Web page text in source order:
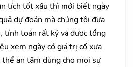
tích tốt xấu thì mới biết ngày
dự đoán mà chúng tôi đưa
tính toán rất kỷ và được tổng
xem ngày có giá trị cổ xưa
thể an tâm dùng cho mọi sự